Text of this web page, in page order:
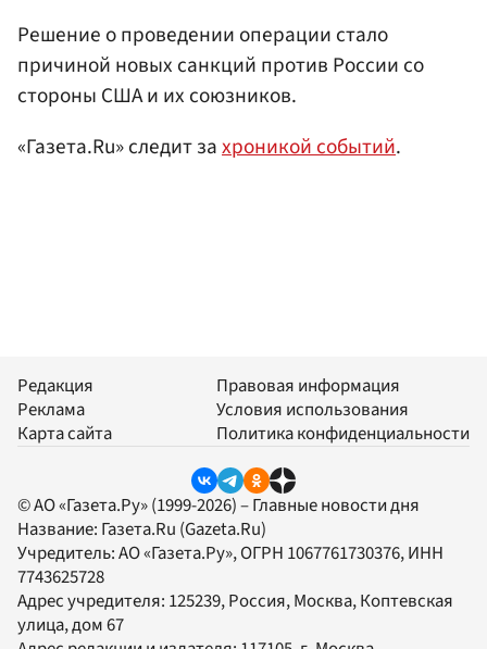
Решение о проведении операции стало
причиной новых санкций против России со
стороны США и их союзников.
«Газета.Ru» следит захроникой событий.
Редакция
Реклама
Карта сайта
Правовая информация
Условия использования
Политика конфиденциальности
© АО «Газета.Ру» (1999-2026) – Главные новости дня
Название: Газета.Ru (Gazeta.Ru)
Учредитель:АО «Газета.Ру», ОГРН 1067761730376, ИНН
7743625728
Адрес учредителя: 125239, Россия, Москва, Коптевская
улица, дом 67